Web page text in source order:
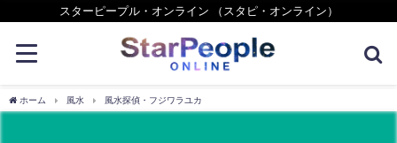
スターピープル・オンライン （スタピ・オンライン）
ホーム 風水 風水探偵・フジワラユカ